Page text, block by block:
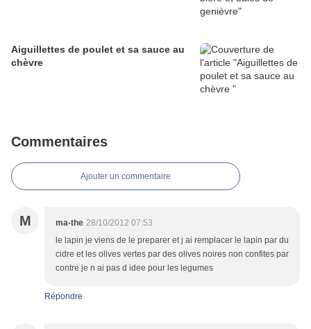
Aiguillettes de poulet et sa sauce au
chèvre
Commentaires
Ajouter un commentaire
M ma-the 28/10/2012 07:53
le lapin je viens de le preparer et j ai remplacer le lapin par du
cidre et les olives vertes par des olives noires non confites par
contre je n ai pas d idee pour les legumes
Répondre